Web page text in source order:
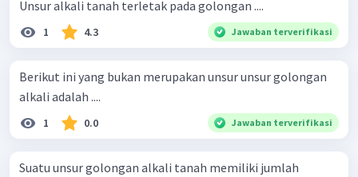
Unsur alkali tanah terletak pada golongan ....
1 4.3 Jawaban terverifikasi
Berikut ini yang bukan merupakan unsur unsur golongan
alkali adalah ....
1 0.0 Jawaban terverifikasi
Suatu unsur golongan alkali tanah memiliki jumlah